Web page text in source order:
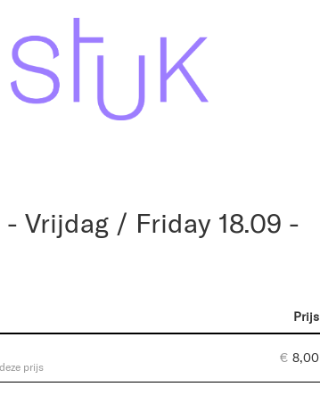
- Vrijdag / Friday 18.09 -
Prijs
prijs
€ 8,00